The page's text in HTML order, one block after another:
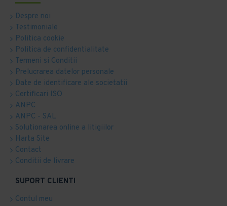
Despre noi
Testimoniale
Politica cookie
Politica de confidentialitate
Termeni si Conditii
Prelucrarea datelor personale
Date de identificare ale societatii
Certificari ISO
ANPC
ANPC - SAL
Solutionarea online a litigiilor
Harta Site
Contact
Conditii de livrare
SUPORT CLIENTI
Contul meu